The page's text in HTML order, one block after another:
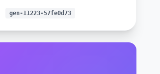
gen-11223-57fe0d73